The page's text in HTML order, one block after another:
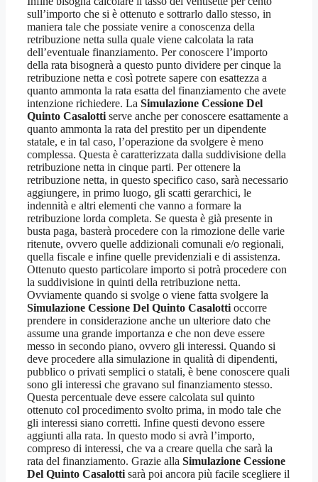
sull’importo che si è ottenuto e sottrarlo dallo stesso, in
maniera tale che possiate venire a conoscenza della
retribuzione netta sulla quale viene calcolata la rata
dell’eventuale finanziamento. Per conoscere l’importo
della rata bisognerà a questo punto dividere per cinque la
retribuzione netta e così potrete sapere con esattezza a
quanto ammonta la rata esatta del finanziamento che avete
intenzione richiedere. La Simulazione Cessione Del
Quinto Casalotti serve anche per conoscere esattamente a
quanto ammonta la rata del prestito per un dipendente
statale, e in tal caso, l’operazione da svolgere è meno
complessa. Questa è caratterizzata dalla suddivisione della
retribuzione netta in cinque parti. Per ottenere la
retribuzione netta, in questo specifico caso, sarà necessario
aggiungere, in primo luogo, gli scatti gerarchici, le
indennità e altri elementi che vanno a formare la
retribuzione lorda completa. Se questa è già presente in
busta paga, basterà procedere con la rimozione delle varie
ritenute, ovvero quelle addizionali comunali e/o regionali,
quella fiscale e infine quelle previdenziali e di assistenza.
Ottenuto questo particolare importo si potrà procedere con
la suddivisione in quinti della retribuzione netta.
Ovviamente quando si svolge o viene fatta svolgere la
Simulazione Cessione Del Quinto Casalotti occorre
prendere in considerazione anche un ulteriore dato che
assume una grande importanza e che non deve essere
messo in secondo piano, ovvero gli interessi. Quando si
deve procedere alla simulazione in qualità di dipendenti,
pubblico o privati semplici o statali, è bene conoscere quali
sono gli interessi che gravano sul finanziamento stesso.
Questa percentuale deve essere calcolata sul quinto
ottenuto col procedimento svolto prima, in modo tale che
gli interessi siano corretti. Infine questi devono essere
aggiunti alla rata. In questo modo si avrà l’importo,
compreso di interessi, che va a creare quella che sarà la
rata del finanziamento. Grazie alla Simulazione Cessione
Del Quinto Casalotti sarà poi ancora più facile scegliere il